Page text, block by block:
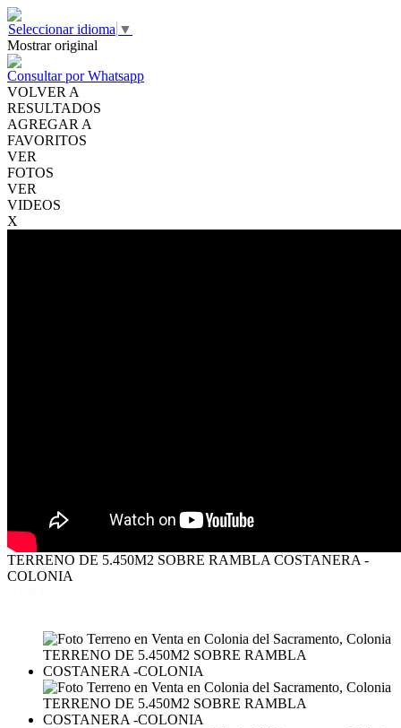
Seleccionar idioma ▼
Mostrar original
Consultar por Whatsapp
VOLVER A
RESULTADOS
AGREGAR A
FAVORITOS
VER
FOTOS
VER
VIDEOS
X
TERRENO DE 5.450M2 SOBRE RAMBLA COSTANERA -
COLONIA